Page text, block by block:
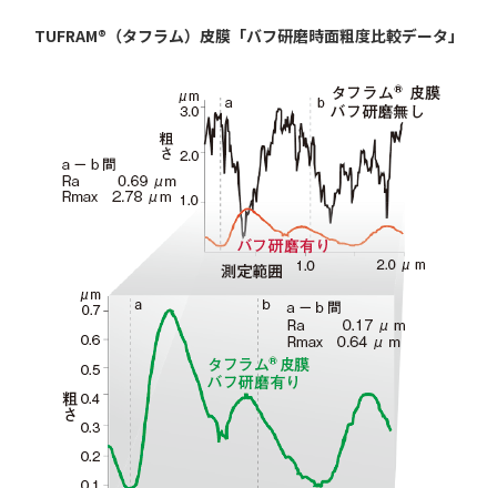
TUFRAM®（タフラム）皮膜「バフ研磨時面粗度比較データ」